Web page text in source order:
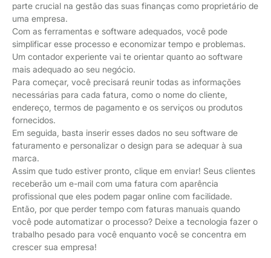
parte crucial na gestão das suas finanças como proprietário de
uma empresa.
Com as ferramentas e software adequados, você pode
simplificar esse processo e economizar tempo e problemas.
Um contador experiente vai te orientar quanto ao software
mais adequado ao seu negócio.
Para começar, você precisará reunir todas as informações
necessárias para cada fatura, como o nome do cliente,
endereço, termos de pagamento e os serviços ou produtos
fornecidos.
Em seguida, basta inserir esses dados no seu software de
faturamento e personalizar o design para se adequar à sua
marca.
Assim que tudo estiver pronto, clique em enviar! Seus clientes
receberão um e-mail com uma fatura com aparência
profissional que eles podem pagar online com facilidade.
Então, por que perder tempo com faturas manuais quando
você pode automatizar o processo? Deixe a tecnologia fazer o
trabalho pesado para você enquanto você se concentra em
crescer sua empresa!